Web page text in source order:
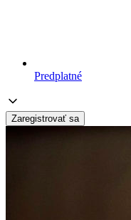
Predplatné
Zaregistrovať sa